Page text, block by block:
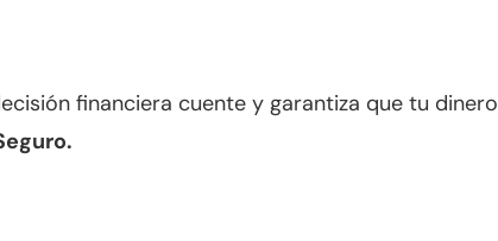
financiera cuente y garantiza que tu dinero